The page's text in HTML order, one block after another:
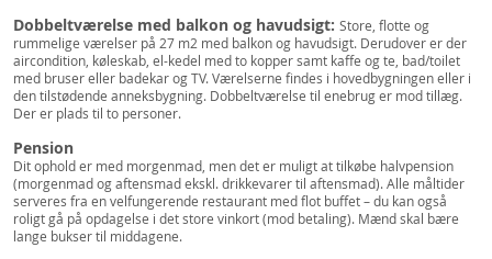
Dobbeltværelse med balkon og havudsigt: Store, flotte og
rummelige værelser på 27 m2 med balkon og havudsigt. Derudover er der
aircondition, køleskab, el-kedel med to kopper samt kaffe og te, bad/toilet
med bruser eller badekar og TV. Værelserne findes i hovedbygningen eller i
den tilstødende anneksbygning. Dobbeltværelse til enebrug er mod tillæg.
Der er plads til to personer.
Pension
Dit ophold er med morgenmad, men det er muligt at tilkøbe halvpension
(morgenmad og aftensmad ekskl. drikkevarer til aftensmad). Alle måltider
serveres fra en velfungerende restaurant med flot buffet – du kan også
roligt gå på opdagelse i det store vinkort (mod betaling). Mænd skal bære
lange bukser til middagene.